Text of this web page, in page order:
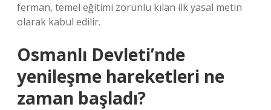
ferman, temel eğitimi zorunlu kılan ilk yasal metin
olarak kabul edilir.
Osmanlı Devleti’nde
yenileşme hareketleri ne
zaman başladı?